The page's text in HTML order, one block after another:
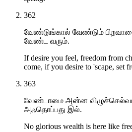
362
வேண்டுங்கால் வேண்டும்
வேண்ட வரும்.
If desire you feel, freedom from
come, if you desire to 'scape, set
363
வேண்டாமை அன்ன
அஃதொப்பது இல்.
No glorious wealth is here like